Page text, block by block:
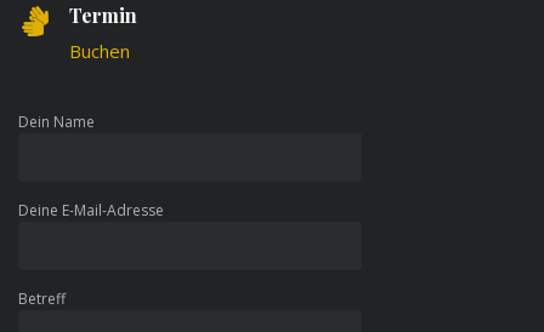
Termin
Buchen
Dein Name
Deine E-Mail-Adresse
Betreff